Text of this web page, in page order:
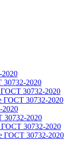
2020
30732-2020
ГОСТ 30732-2020
2020
30732-2020
ГОСТ 30732-2020